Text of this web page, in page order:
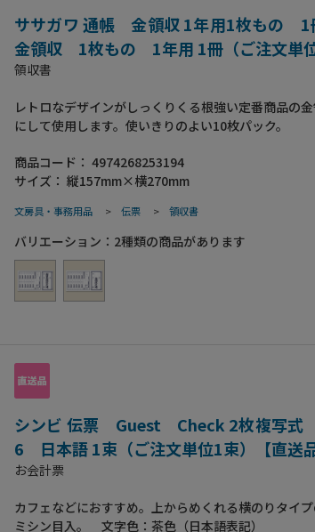
ササガワ 通帳 金領収 1年用1枚もの
金領収 1枚もの 1年用 1冊（ご注文単位
領収書
レトロなデザインがしっくりくる根強い定番商品の
にして使用します。使いきりのよい10枚パック。
商品コード： 4974268253194
サイズ： 縦157mm×横270mm
文房具・事務用品 > 伝票 > 領収書
バリエーション： 2種類の商品があります
シンビ 伝票 Guest Check 2枚複写式
6 日本語 1束（ご注文単位1束）【直送品
お会計票
カフェなどにおすすめ。上からめくれる横のりタイ
ミシン目入。 文字色：茶色（日本語表記）